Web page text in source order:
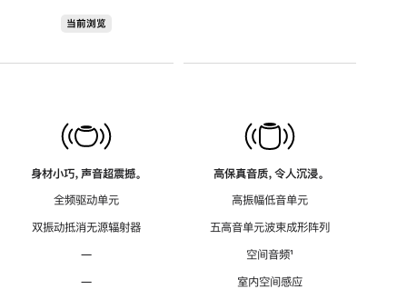
当前浏览
身材小巧，声音超震撼。
全频驱动单元
双振动抵消无源辐射器
—
—
高保真音质，令人沉浸。
高振幅低音单元
五高音单元波束成形阵列
空间音频脚
¹
室内空间感应